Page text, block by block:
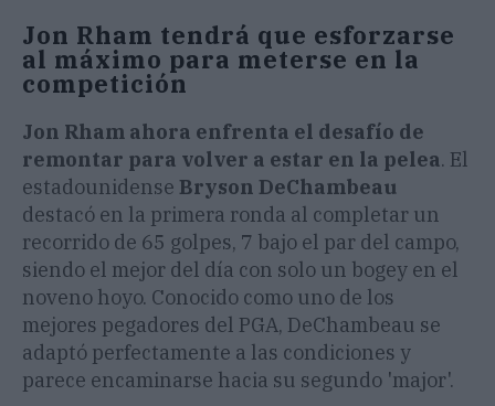
Jon Rham tendrá que esforzarse
al máximo para meterse en la
competición
Jon Rham ahora enfrenta el desafío de
remontar para volver a estar en la pelea. El
estadounidense Bryson DeChambeau
destacó en la primera ronda al completar un
recorrido de 65 golpes, 7 bajo el par del campo,
siendo el mejor del día con solo un bogey en el
noveno hoyo. Conocido como uno de los
mejores pegadores del PGA, DeChambeau se
adaptó perfectamente a las condiciones y
parece encaminarse hacia su segundo 'major'.